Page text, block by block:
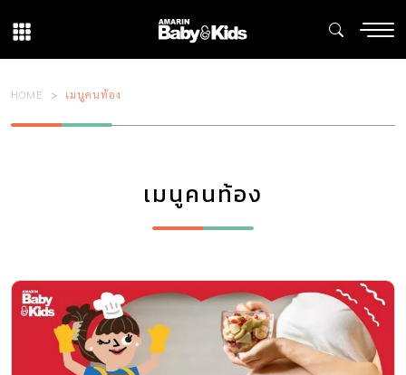
HOME เมนูคนท้อง
เมนูคนท้อง